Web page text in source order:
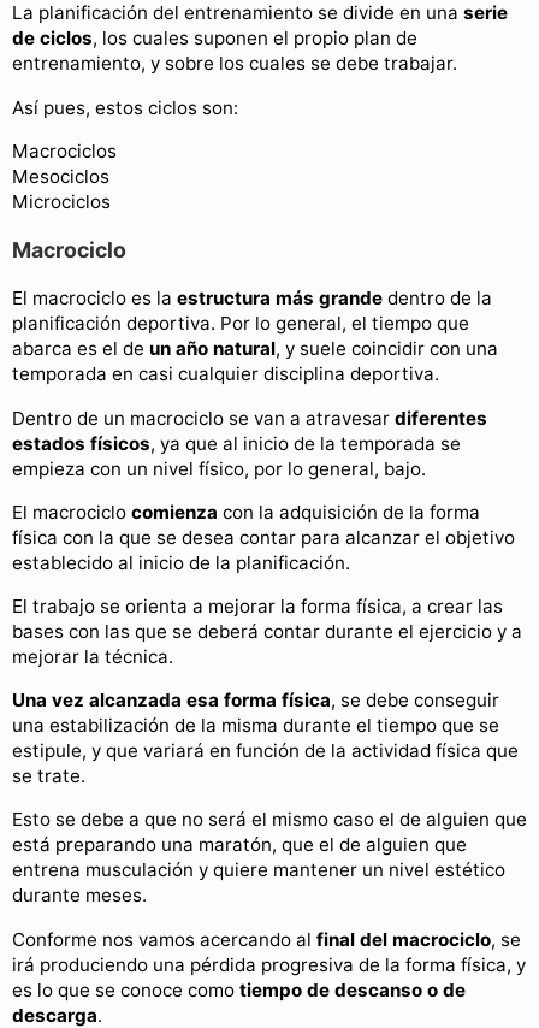
La planificación del entrenamiento se divide en una serie
de ciclos, los cuales suponen el propio plan de
entrenamiento, y sobre los cuales se debe trabajar.
Así pues, estos ciclos son:
Macrociclos
Mesociclos
Microciclos
Macrociclo
El macrociclo es la estructura más grande dentro de la
planificación deportiva. Por lo general, el tiempo que
abarca es el de un año natural, y suele coincidir con una
temporada en casi cualquier disciplina deportiva.
Dentro de un macrociclo se van a atravesar diferentes
estados físicos, ya que al inicio de la temporada se
empieza con un nivel físico, por lo general, bajo.
El macrociclo comienza con la adquisición de la forma
física con la que se desea contar para alcanzar el objetivo
establecido al inicio de la planificación.
El trabajo se orienta a mejorar la forma física, a crear las
bases con las que se deberá contar durante el ejercicio y a
mejorar la técnica.
Una vez alcanzada esa forma física, se debe conseguir
una estabilización de la misma durante el tiempo que se
estipule, y que variará en función de la actividad física que
se trate.
Esto se debe a que no será el mismo caso el de alguien que
está preparando una maratón, que el de alguien que
entrena musculación y quiere mantener un nivel estético
durante meses.
Conforme nos vamos acercando al final del macrociclo, se
irá produciendo una pérdida progresiva de la forma física, y
es lo que se conoce como tiempo de descanso o de
descarga.